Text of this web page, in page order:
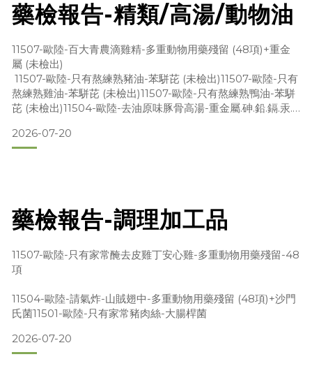
藥檢報告-精類/高湯/動物油
11507-歐陸-百大青農滴雞精-多重動物用藥殘留 (48項)+重金
屬 (未檢出)
11507-歐陸-只有熬練熟豬油-苯駢芘 (未檢出)11507-歐陸-只有
熬練熟雞油-苯駢芘 (未檢出)11507-歐陸-只有熬練熟鴨油-苯駢
芘 (未檢出)11504-歐陸-去油原味豚骨高湯-重金屬.砷.鉛.鎘.汞.
2026-07-20
藥檢報告-調理加工品
11507-歐陸-只有家常醃去皮雞丁安心雞-多重動物用藥殘留-48
項
11504-歐陸-請氣炸-山賊翅中-多重動物用藥殘留 (48項)+沙門
氏菌11501-歐陸-只有家常豬肉絲-大腸桿菌
2026-07-20